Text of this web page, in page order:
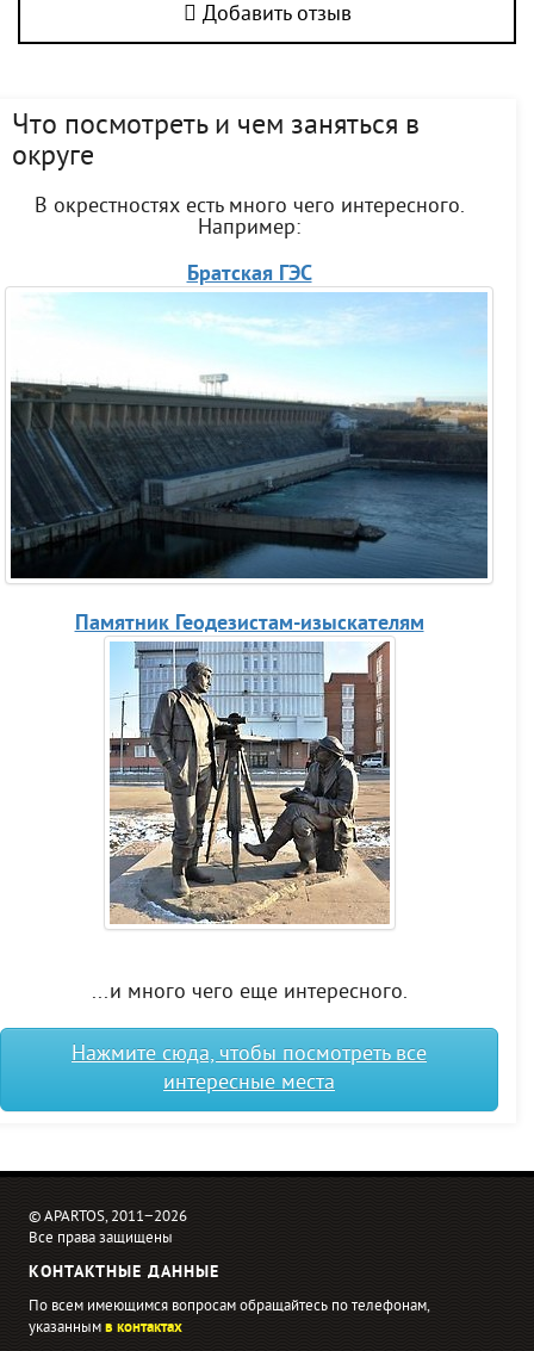
Добавить отзыв
Что посмотреть и чем заняться в
округе
В окрестностях есть много чего интересного.
Например:
Братская ГЭС
Памятник Геодезистам-изыскателям
...и много чего еще интересного.
Нажмите сюда, чтобы посмотреть все
интересные места
© APARTOS, 2011−2026
Все права защищены
КОНТАКТНЫЕ ДАННЫЕ
По всем имеющимся вопросам обращайтесь по телефонам,
указаннымв контактах